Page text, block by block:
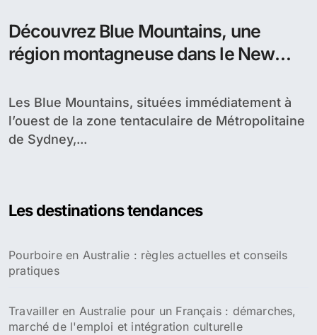
Découvrez Blue Mountains, une
région montagneuse dans le New
Sisters
Les Blue Mountains, situées immédiatement à
l’ouest de la zone tentaculaire de Métropolitaine
de Sydney,...
Les destinations tendances
Pourboire en Australie : règles actuelles et conseils
pratiques
Travailler en Australie pour un Français : démarches,
marché de l'emploi et intégration culturelle